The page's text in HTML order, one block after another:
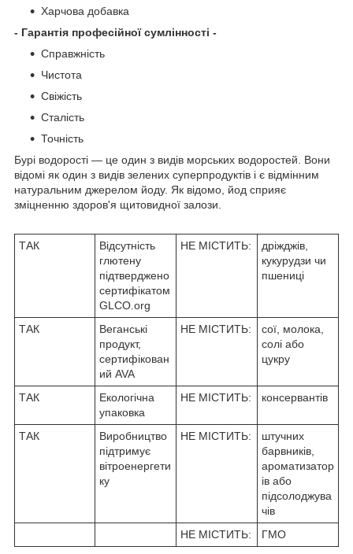
Харчова добавка
- Гарантія професійної сумлінності -
Справжність
Чистота
Свіжість
Сталість
Точність
Бурі водорості — це один з видів морських водоростей. Вони
відомі як один з видів зелених суперпродуктів і є відмінним
натуральним джерелом йоду. Як відомо, йод сприяє
зміцненню здоров'я щитовидної залози.
ТАК
Відсутність
глютену
підтверджено
сертифікатом
GLCO.org
НЕ МІСТИТЬ:
дріжджів,
кукурудзи чи
пшениці
ТАК
Веганські
продукт,
сертифікован
ий AVA
НЕ МІСТИТЬ:
сої, молока,
солі або
цукру
ТАК
Екологічна
упаковка
НЕ МІСТИТЬ: консервантів
ТАК
Виробництво
підтримує
вітроенергети
ку
НЕ МІСТИТЬ:
штучних
барвників,
ароматизатор
ів або
підсолоджува
чів
НЕ МІСТИТЬ:
ГМО